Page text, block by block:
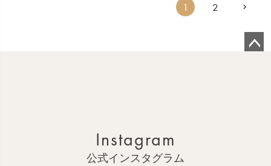
1 2
Instagram
公式インスタグラム